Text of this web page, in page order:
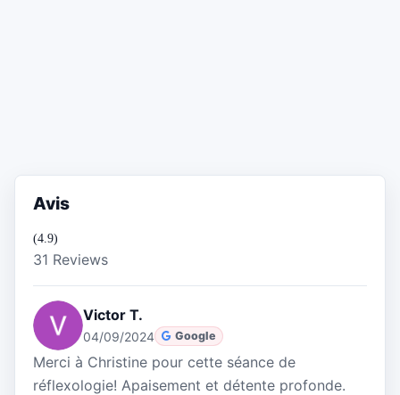
Avis
(4.9)
31 Reviews
Victor T.
04/09/2024 Google
Merci à Christine pour cette séance de
réflexologie! Apaisement et détente profonde.